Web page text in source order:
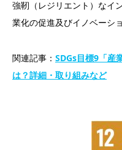
強靭（レジリエント）なイ
業化の促進及びイノベーシ
関連記事： SDGs目標9「産
は？詳細・取り組みなど